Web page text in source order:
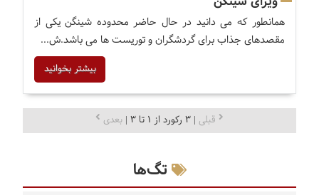
همانطور که می دانید در حال حاضر محدوده شینگن یکی از
مقصدهای جذاب برای گردشگران و توریست ها می باشد.ش...
بیشتر بخوانید
قبلی | 3 رکورد از 1 تا 3 | بعدی
تگ‌ها